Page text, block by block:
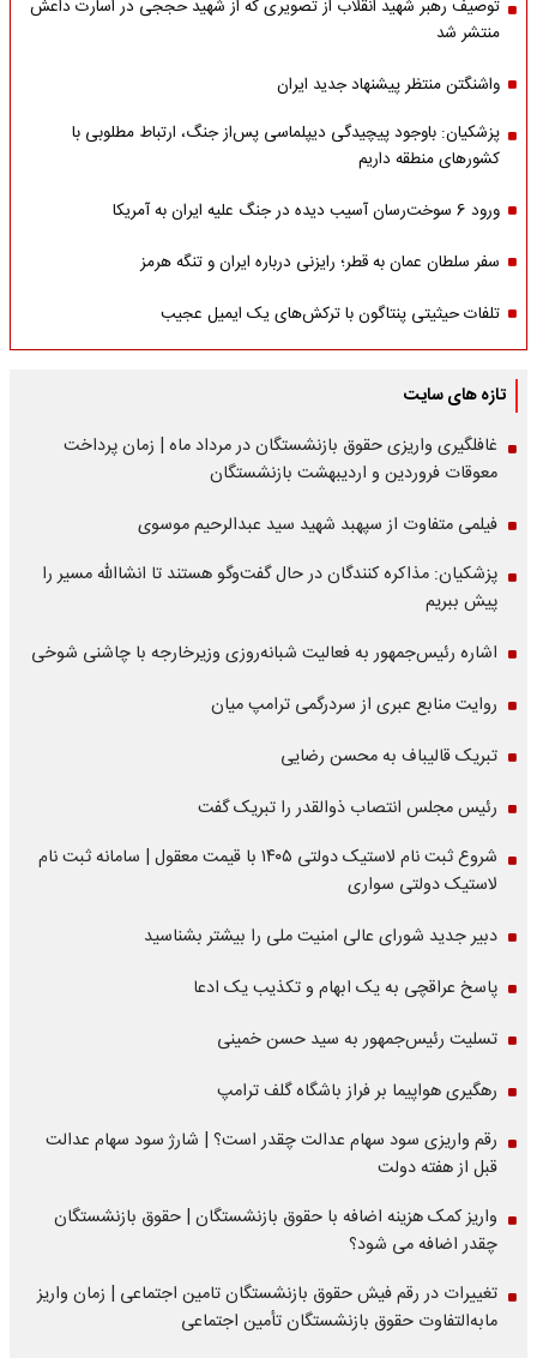
توصیف رهبر شهید انقلاب از تصویری که از شهید حججی در اسارت داعش
منتشر شد
واشنگتن منتظر پیشنهاد جدید ایران
پزشکیان: باوجود پیچیدگی دیپلماسی پس‌از جنگ، ارتباط مطلوبی با
کشورهای منطقه داریم
ورود 6 سوخت‌رسان آسیب دیده در جنگ علیه ایران به آمریکا
سفر سلطان عمان به قطر؛ رایزنی درباره ایران و تنگه هرمز
تلفات حیثیتی پنتاگون با ترکش‌های یک ایمیل عجیب
تازه های سایت
غافلگیری واریزی حقوق بازنشستگان در مرداد ماه | زمان پرداخت
معوقات فروردین و اردیبهشت بازنشستگان
فیلمی متفاوت از سپهبد شهید سید عبدالرحیم موسوی
پزشکیان: مذاکره کنندگان در حال گفت‌وگو هستند تا انشاالله مسیر را
پیش ببریم
اشاره‌ رئیس‌جمهور به فعالیت شبانه‌روزی وزیر‌خارجه با چاشنی شوخی
روایت منابع عبری از سردرگمی ترامپ میان
تبریک قالیباف به محسن رضایی
رئیس مجلس انتصاب ذوالقدر را تبریک گفت
شروع ثبت نام لاستیک دولتی ۱۴۰۵ با قیمت معقول | سامانه ثبت نام
لاستیک دولتی سواری
دبیر جدید شورای عالی امنیت ملی را بیشتر بشناسید
پاسخ عراقچی به یک ابهام و تکذیب یک ادعا
تسلیت رئیس‌جمهور به سید حسن خمینی
رهگیری هواپیما بر فراز باشگاه گلف ترامپ
رقم واریزی سود سهام عدالت چقدر است؟ | شارژ سود سهام عدالت
قبل از هفته دولت
واریز کمک هزینه اضافه با حقوق بازنشستگان | حقوق بازنشستگان
چقدر اضافه می شود؟
تغییرات در رقم فیش حقوق بازنشستگان تامین اجتماعی | زمان واریز
مابه‌التفاوت حقوق بازنشستگان تأمین اجتماعی